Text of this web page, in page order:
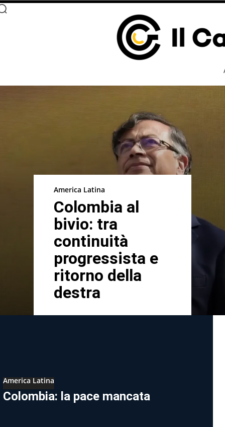
America Latina
Colombia al
bivio: tra
continuità
progressista e
ritorno della
destra
America Latina
Colombia: la pace mancata